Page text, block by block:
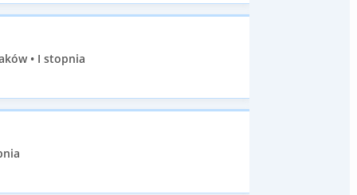
• I stopnia